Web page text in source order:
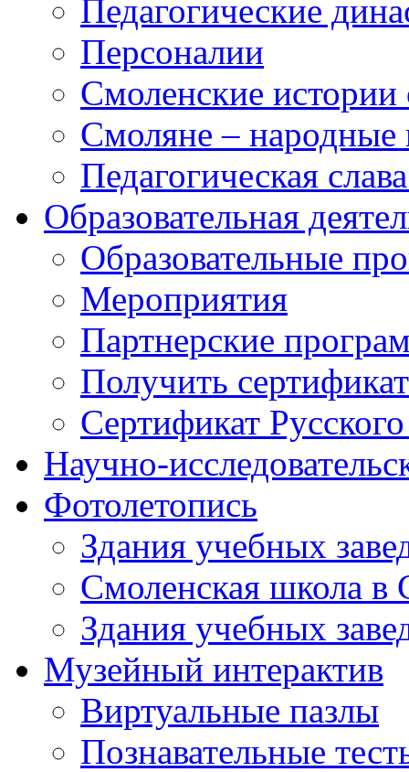
Педагогические
Персоналии
Смоленские
Смоляне – народные
Педагогическая
Образовательная
Образовательные
Мероприятия
Партнерские
Получить сертификат
Сертификат
Научно-
Фотолетопись
Здания учебных
Смоленская школа в
Здания учебных
Музейный интерактив
Виртуальные пазлы
Познавательные